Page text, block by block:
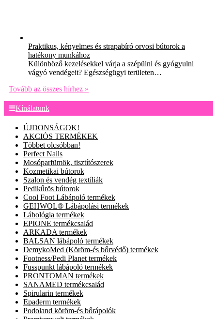
Praktikus, kényelmes és strapabíró orvosi bútorok a
hatékony munkához
Különböző kezelésekkel várja a szépülni és gyógyulni
vágyó vendégeit? Egészségügyi területen…
Tovább az összes hírhez »
Kínálatunk
ÚJDONSÁGOK!
AKCIÓS TERMÉKEK
Többet olcsóbban!
Perfect Nails
Mosóparfümök, tisztítószerek
Kozmetikai bútorok
Szalon és vendég textíliák
Pedikűrös bútorok
Cool Foot Lábápoló termékek
GEHWOL® Lábápolási termékek
Lábológia termékek
EPIONE termékcsalád
ARKADA termékek
BALSAN lábápoló termékek
DemykoMed (Köröm-és bőrvédő) termékek
Footness/Pedi Planet termékek
Fusspunkt lábápoló termékek
PRONTOMAN termékek
SANAMED termékcsalád
Spirularin termékek
Epaderm termékek
Podoland köröm-és bőrápolók